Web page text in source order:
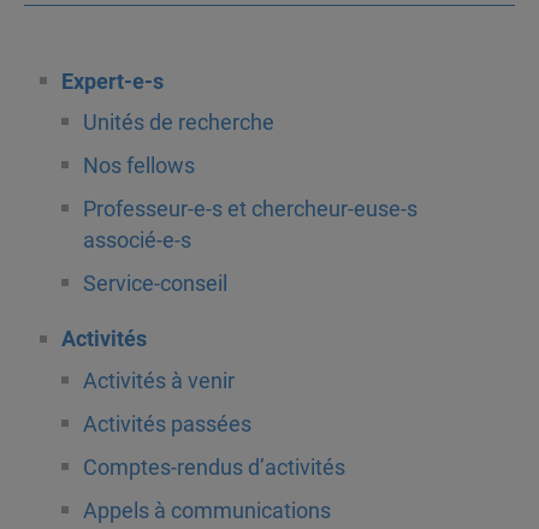
Expert-e-s
Unités de recherche
Nos fellows
Professeur-e-s et chercheur-euse-s
associé-e-s
Service-conseil
Activités
Activités à venir
Activités passées
Comptes-rendus d’activités
Appels à communications